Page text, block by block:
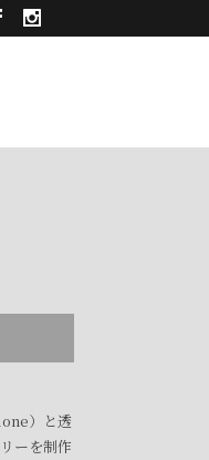
）と透
ーを制作